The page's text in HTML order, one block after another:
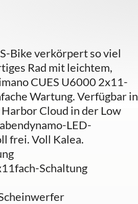
Bike verkörpert so viel
Rad mit leichtem,
CUES U6000 2x11-
Wartung. Verfügbar in
Cloud in der Low
LED-
frei. Voll Kalea.
Schaltung